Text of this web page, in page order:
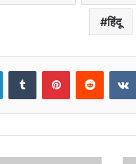
हिंदू
LinkedInTumblr PinterestReddit